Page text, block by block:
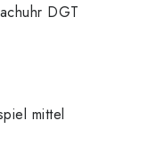
DGT
mittel